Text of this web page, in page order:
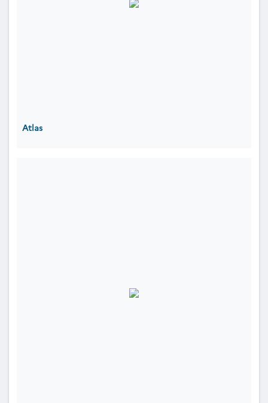
Atlas